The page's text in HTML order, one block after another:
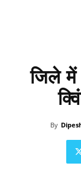
जिले
By